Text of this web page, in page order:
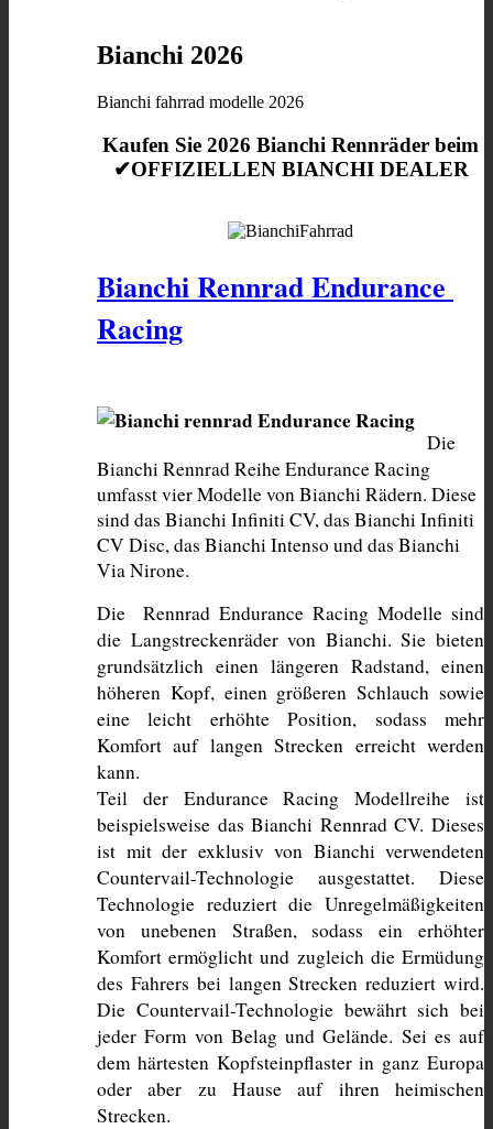
Bianchi 2026
Bianchi fahrrad modelle 2026
Kaufen Sie 2026 Bianchi Rennräder beim
✔OFFIZIELLEN BIANCHI DEALER
Bianchi Rennrad Endurance
Racing
Die
Bianchi Rennrad Reihe Endurance Racing
umfasst vier Modelle von Bianchi Rädern. Diese
sind das Bianchi Infiniti CV, das Bianchi Infiniti
CV Disc, das Bianchi Intenso und das Bianchi
Via Nirone.
Die  Rennrad Endurance Racing Modelle sind
die Langstreckenräder von Bianchi. Sie bieten
grundsätzlich einen längeren Radstand, einen
höheren Kopf, einen größeren Schlauch sowie
eine leicht erhöhte Position, sodass mehr
Komfort auf langen Strecken erreicht werden
kann.
Teil der Endurance Racing Modellreihe ist
beispielsweise das Bianchi Rennrad CV. Dieses
ist mit der exklusiv von Bianchi verwendeten
Countervail-Technologie ausgestattet. Diese
Technologie reduziert die Unregelmäßigkeiten
von unebenen Straßen, sodass ein erhöhter
Komfort ermöglicht und zugleich die Ermüdung
des Fahrers bei langen Strecken reduziert wird.
Die Countervail-Technologie bewährt sich bei
jeder Form von Belag und Gelände. Sei es auf
dem härtesten Kopfsteinpflaster in ganz Europa
oder aber zu Hause auf ihren heimischen
Strecken.